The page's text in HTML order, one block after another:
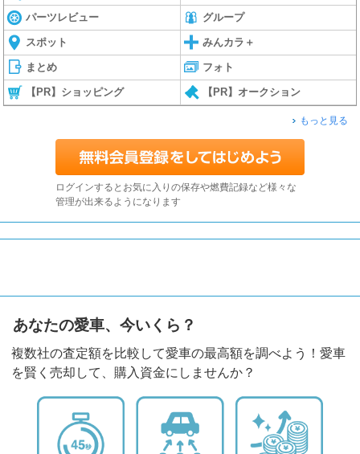
パーツレビュー グループ
スポット みんカラ＋
まとめ フォト
【PR】ショッピング 【PR】オークション
もっと見る
ログインするとお気に入りの保存や燃費記録など様々な
管理が出来るようになります
あなたの愛車、今いくら？
複数社の査定額を比較して愛車の最高額を調べよう！愛車
を賢く売却して、購入資金にしませんか？